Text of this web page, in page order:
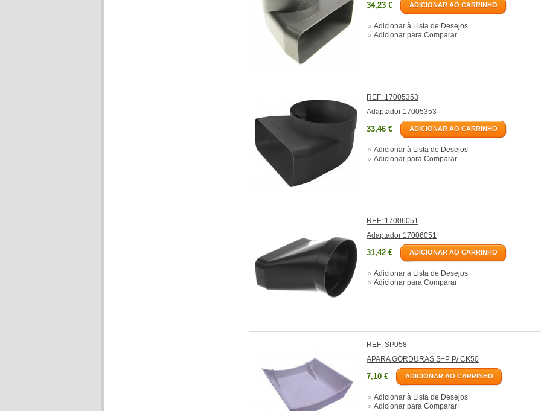
34,23 € ADICIONAR AO CARRINHO
Adicionar à Lista de Desejos
Adicionar para Comparar
REF: 17005353
Adaptador 17005353
33,46 € ADICIONAR AO CARRINHO
Adicionar à Lista de Desejos
Adicionar para Comparar
REF: 17006051
Adaptador 17006051
31,42 € ADICIONAR AO CARRINHO
Adicionar à Lista de Desejos
Adicionar para Comparar
REF: SP058
APARA GORDURAS S+P P/ CK50
7,10 € ADICIONAR AO CARRINHO
Adicionar à Lista de Desejos
Adicionar para Comparar